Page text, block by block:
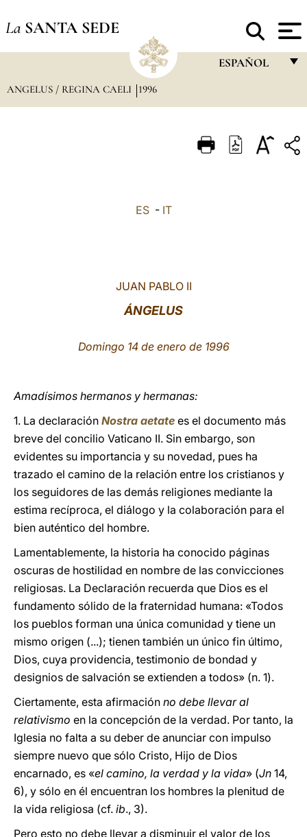
La SANTA SEDE
ESPAÑOL
ITALIANO
ANGELUS / REGINA CAELI 1996
ES- IT
JUAN PABLO II
ÁNGELUS
Domingo 14 de enero de 1996
Amadísimos hermanos y hermanas:
1. La declaración Nostra aetate es el documento más
breve del concilio Vaticano II. Sin embargo, son
evidentes su importancia y su novedad, pues ha
trazado el camino de la relación entre los cristianos y
los seguidores de las demás religiones mediante la
estima recíproca, el diálogo y la colaboración para el
bien auténtico del hombre.
Lamentablemente, la historia ha conocido páginas
oscuras de hostilidad en nombre de las convicciones
religiosas. La Declaración recuerda que Dios es el
fundamento sólido de la fraternidad humana: «Todos
los pueblos forman una única comunidad y tiene un
mismo origen (...); tienen también un único fin último,
Dios, cuya providencia, testimonio de bondad y
designios de salvación se extienden a todos» (n. 1).
Ciertamente, esta afirmación no debe llevar al
relativismo en la concepción de la verdad. Por tanto, la
Iglesia no falta a su deber de anunciar con impulso
siempre nuevo que sólo Cristo, Hijo de Dios
encarnado, es «el camino, la verdad y la vida» (Jn 14,
6), y sólo en él encuentran los hombres la plenitud de
la vida religiosa (cf. ib., 3).
Pero esto no debe llevar a disminuir el valor de los